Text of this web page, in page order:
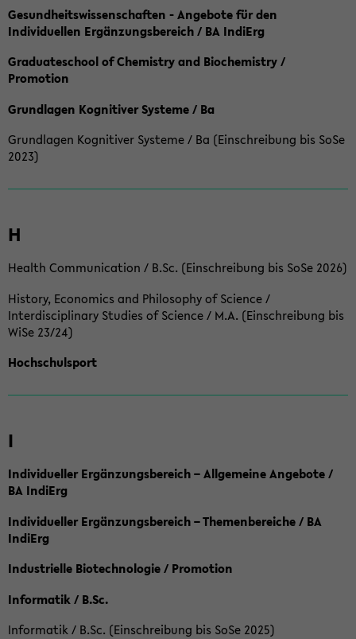
Gesundheitswissenschaften - Angebote für den
Individuellen Ergänzungsbereich / BA IndiErg
Graduateschool of Chemistry and Biochemistry /
Promotion
Grundlagen Kognitiver Systeme / Ba
Grundlagen Kognitiver Systeme / Ba (Einschreibung bis SoSe
2023)
H
Health Communication / B.Sc. (Einschreibung bis SoSe 2026)
History, Economics and Philosophy of Science /
Interdisciplinary Studies of Science / M.A. (Einschreibung bis
WiSe 23/24)
Hochschulsport
I
Individueller Ergänzungsbereich – Allgemeine Angebote /
BA IndiErg
Individueller Ergänzungsbereich – Themenbereiche / BA
IndiErg
Industrielle Biotechnologie / Promotion
Informatik / B.Sc.
Informatik / B.Sc. (Einschreibung bis SoSe 2025)